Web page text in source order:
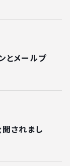
とメールプ
されまし